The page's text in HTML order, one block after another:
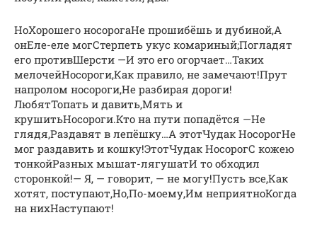
НоХорошего носорогаНе прошибёшь и дубиной,А
онЕле-еле могСтерпеть укус комариный;Погладят
его противШерсти —И это его огорчает…Таких
мелочейНосороги,Как правило, не замечают!Прут
напролом носороги,Не разбирая дороги!
ЛюбятТопать и давить,Мять и
крушитьНосороги.Кто на пути попадётся —Не
глядя,Раздавят в лепёшку…А этотЧудак НосорогНе
мог раздавить и кошку!ЭтотЧудак НосорогС кожею
тонкойРазных мышат-лягушатИ то обходил
сторонкой!— Я, — говорит, — не могу!Пусть все,Как
хотят, поступают,Но,По-моему,Им неприятноКогда
на нихНаступают!